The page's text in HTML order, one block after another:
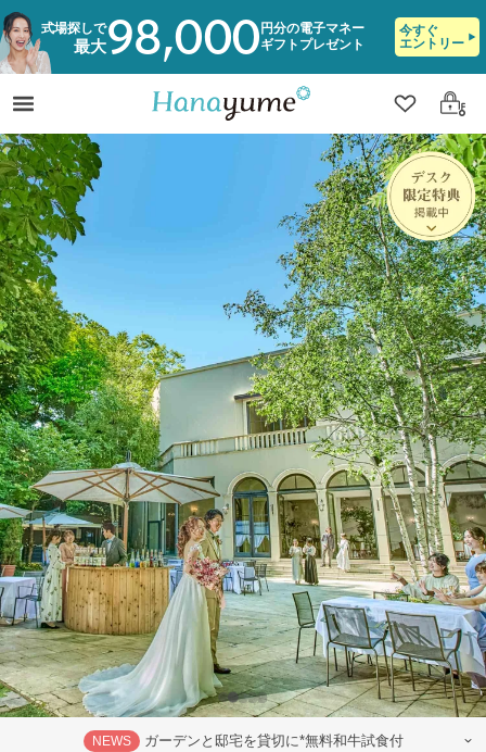
式場探しで
最大98,000 円分の電子マネー
ギフトプレゼント
今すぐ
エントリー
クリップ
ログ
NEWS ガーデンと邸宅を貸切に*無料和牛試食付